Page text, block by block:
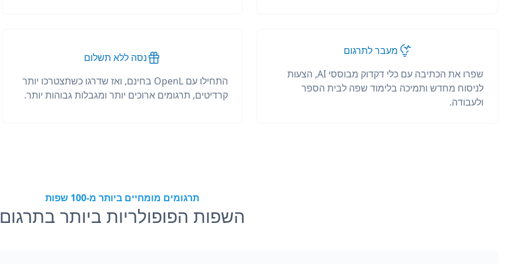
מעבר לתרגום
שפרו את הכתיבה עם כלי דקדוק מבוססי AI, הצעות
לניסוח מחדש ותמיכה בלימוד שפה לבית הספר
ולעבודה.
נסה ללא תשלום
התחילו עם OpenL בחינם, ואז שדרגו כשתצטרכו יותר
קרדיטים, תרגומים ארוכים יותר ומגבלות גבוהות יותר.
תרגומים מומחיים ביותר מ-100 שפות
השפות הפופולריות ביותר בתרגום